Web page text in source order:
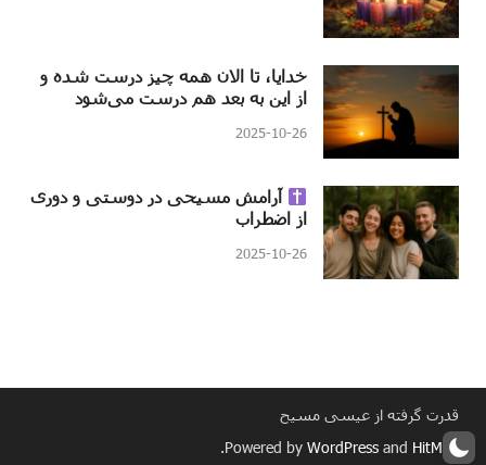
خدایا، تا الان همه چیز درست شده و
از این به بعد هم درست می‌شود
2025-10-26
آرامش مسیحی در دوستی و دوری
از اضطراب
2025-10-26
قدرت گرفته از عیسی مسیح
Powered by WordPress and HitMag
.